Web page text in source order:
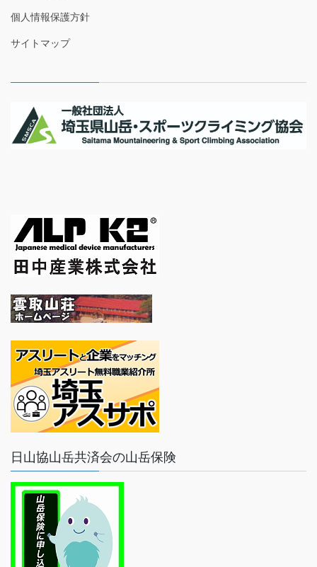
個人情報保護方針
サイトマップ
日山協山岳共済会の山岳保険